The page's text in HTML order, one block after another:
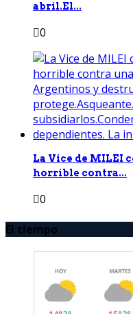
abril.El...
0
La Vice de MILEI
horrible contra...
0
El tiempo